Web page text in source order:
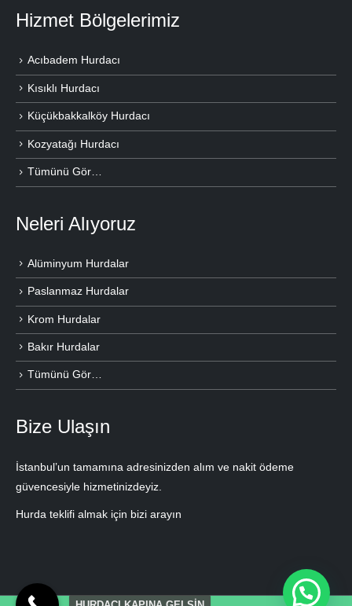
Hizmet Bölgelerimiz
Acıbadem Hurdacı
Kısıklı Hurdacı
Küçükbakkalköy Hurdacı
Kozyatağı Hurdacı
Tümünü Gör…
Neleri Alıyoruz
Alüminyum Hurdalar
Paslanmaz Hurdalar
Krom Hurdalar
Bakır Hurdalar
Tümünü Gör…
Bize Ulaşın
İstanbul’un tamamına adresinizden alım ve nakit ödeme
güvencesiyle hizmetinizdeyiz.
Hurda teklifi almak için bizi arayın